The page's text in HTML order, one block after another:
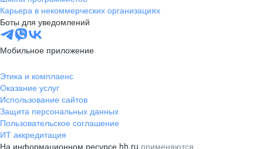
Карьера в некоммерческих организациях
Боты для уведомлений
Мобильное приложение
Этика и комплаенс
Оказание услуг
Использование сайтов
Защита персональных данных
Пользовательское соглашение
ИТ аккредитация
На информационном ресурсе hh.ru применяются